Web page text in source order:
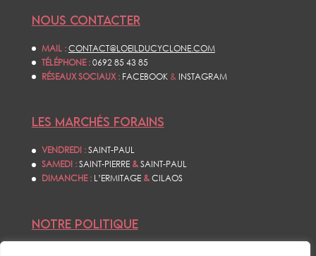
NOUS CONTACTER
MAIL :CONTACT@LOEILDUCYCLONE.COM
TÉLÉPHONE :0692 85 43 85
RÉSEAUX SOCIAUX : FACEBOOK& INSTAGRAM
LES MARCHÉS FORAINS
VENDREDI :SAINT-PAUL
SAMEDI :SAINT-PIERRE&SAINT-PAUL
DIMANCHE : L’ERMITAGE &CILAOS
NOTRE POLITIQUE